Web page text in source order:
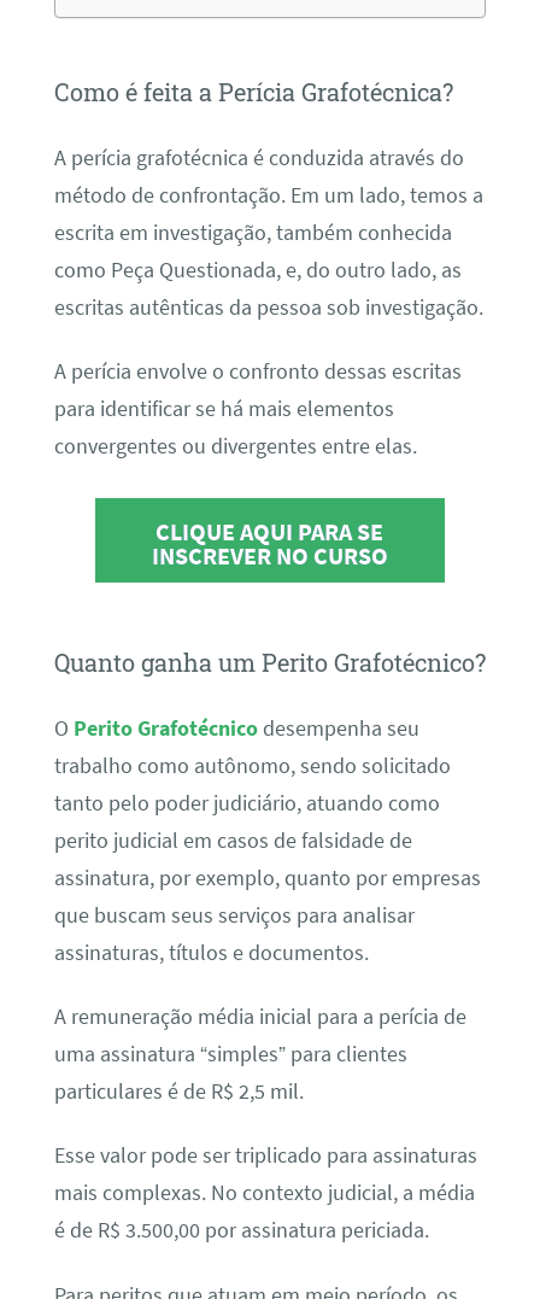
Como é feita a Perícia Grafotécnica?
A perícia grafotécnica é conduzida através do
método de confrontação. Em um lado, temos a
escrita em investigação, também conhecida
como Peça Questionada, e, do outro lado, as
escritas autênticas da pessoa sob investigação.
A perícia envolve o confronto dessas escritas
para identificar se há mais elementos
convergentes ou divergentes entre elas.
CLIQUE AQUI PARA SE
INSCREVER NO CURSO
Quanto ganha um Perito Grafotécnico?
O Perito Grafotécnicodesempenha seu
trabalho como autônomo, sendo solicitado
tanto pelo poder judiciário, atuando como
perito judicial em casos de falsidade de
assinatura, por exemplo, quanto por empresas
que buscam seus serviços para analisar
assinaturas, títulos e documentos.
A remuneração média inicial para a perícia de
uma assinatura “simples” para clientes
particulares é de R$ 2,5 mil.
Esse valor pode ser triplicado para assinaturas
mais complexas. No contexto judicial, a média
é de R$ 3.500,00 por assinatura periciada.